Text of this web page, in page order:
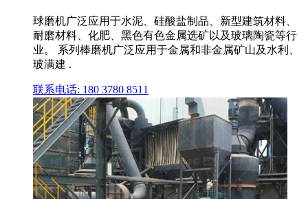
球磨机广泛应用于水泥、硅酸盐制品、新型建筑材料、
耐磨材料、化肥、黑色有色金属选矿以及玻璃陶瓷等行
业。 系列棒磨机广泛应用于金属和非金属矿山及水利、
玻满建 .
联系电话: 180 3780 8511